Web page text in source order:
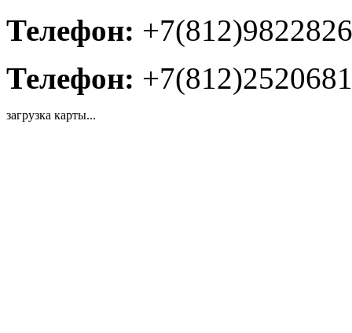
Телефон: +7(812)9822826
Телефон: +7(812)2520681
загрузка карты...